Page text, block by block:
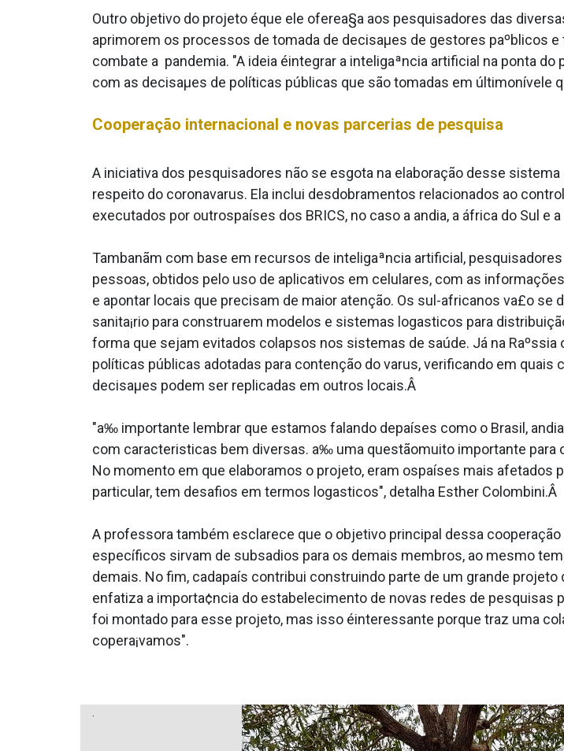
Outro objetivo do projeto éque ele oferea§a aos pesquisadores das
aprimorem os processos de tomada de decisaµes de gestores paºblicos
combate a pandemia. "A ideia éintegrar a inteligaªncia artificial na ponta
com as decisaµes de políticas públicas que são tomadas em últimonívele
Cooperação internacional e novas parcerias de pesquisa
A iniciativa dos pesquisadores não se esgota na elaboração desse
respeito do coronava­rus. Ela inclui desdobramentos relacionados ao
executados por outrospaíses dos BRICS, no caso a andia, a áfrica do Sul e a
Tambanãm com base em recursos de inteligaªncia artificial,
pessoas, obtidos pelo uso de aplicativos em celulares, com as
e apontar locais que precisam de maior atenção. Os sul-africanos va£o
sanita¡rio para construa­rem modelos e sistemas loga­sticos para
forma que sejam evitados colapsos nos sistemas de saúde. Já na
políticas públicas adotadas para contenção do va­rus, verificando em
decisaµes podem ser replicadas em outros locais.Â
"a‰ importante lembrar que estamos falando depaíses como o Brasil,
com caracteri­sticas bem diversas. a‰ uma questãomuito importante
No momento em que elaboramos o projeto, eram ospaíses mais afetados
particular, tem desafios em termos loga­sticos", detalha Esther Colombini.Â
A professora também esclarece que o objetivo principal dessa
específicos sirvam de subsa­dios para os demais membros, ao mesmo
demais. No fim, cadapaís contribui construindo parte de um grande
enfatiza a importa¢ncia do estabelecimento de novas redes de
foi montado para esse projeto, mas isso éinteressante porque traz uma
copera¡vamos".
.